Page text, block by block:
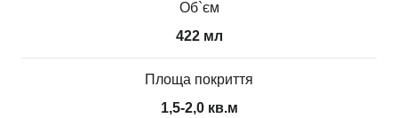
Об`єм
422 мл
Площа покриття
1,5-2,0 кв.м